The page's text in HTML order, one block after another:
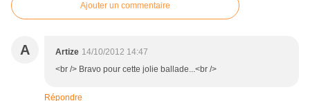
Ajouter un commentaire
A Artize 14/10/2012 14:47
<br /> Bravo pour cette jolie ballade...<br />
Répondre